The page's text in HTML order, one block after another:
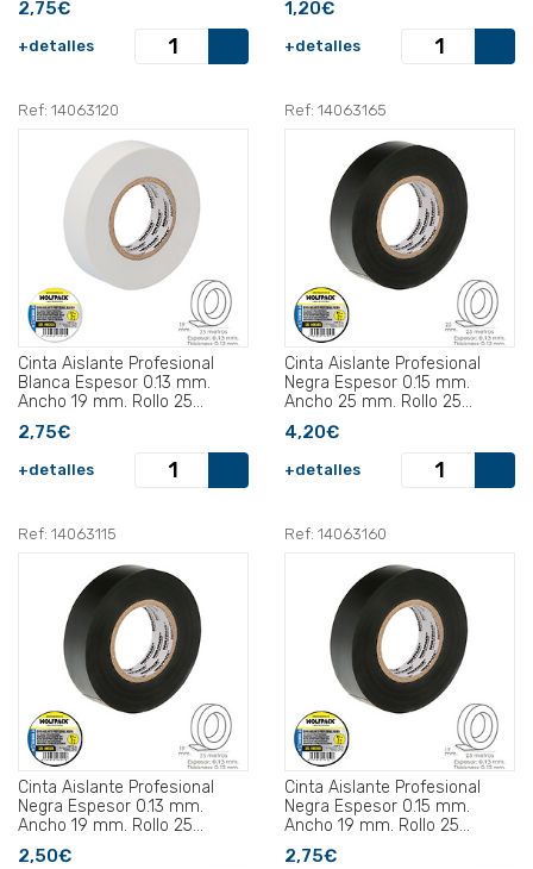
2,75€
+detalles
1,20€
+detalles
Ref: 14063120
Cinta Aislante Profesional
Blanca Espesor 0.13 mm.
Ancho 19 mm. Rollo 25
Metros.
2,75€
+detalles
Ref: 14063165
Cinta Aislante Profesional
Negra Espesor 0.15 mm.
Ancho 25 mm. Rollo 25
Metros .
4,20€
+detalles
Ref: 14063115
Cinta Aislante Profesional
Negra Espesor 0.13 mm.
Ancho 19 mm. Rollo 25
Metros .
2,50€
Ref: 14063160
Cinta Aislante Profesional
Negra Espesor 0.15 mm.
Ancho 19 mm. Rollo 25
Metros.
2,75€